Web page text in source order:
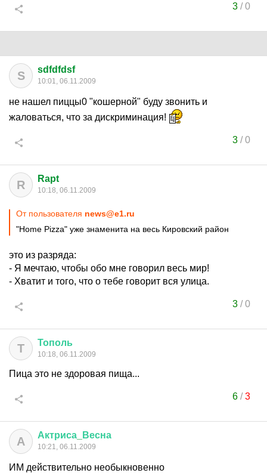
3/0
S sdfdfdsf
10:01, 06.11.2009
не нашел пиццы0 "кошерной" буду звонить и
жаловаться, что за дискриминация!
3/0
R Rapt
10:18, 06.11.2009
От пользователя news@e1.ru
"Home Pizza" уже знаменита на весь Кировский район
это из разряда:
- Я мечтаю, чтобы обо мне говорил весь мир!
- Хватит и того, что о тебе говорит вся улица.
3/0
Т Тополь
10:18, 06.11.2009
Пица это не здоровая пища...
6/3
А Актриса Весна
10:21, 06.11.2009
ИМ действительно необыкновенно